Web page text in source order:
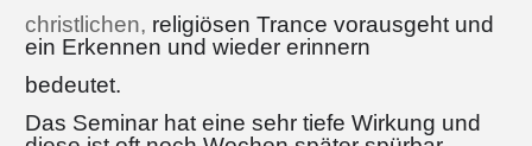
christlichen, religiösen Trance vorausgeht und
ein Erkennen und wieder erinnern
bedeutet.
Das Seminar hat eine sehr tiefe Wirkung und